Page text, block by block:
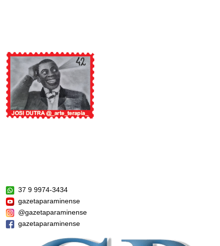
37 9 9974-3434
gazetaparaminense
@gazetaparaminense
gazetaparaminense